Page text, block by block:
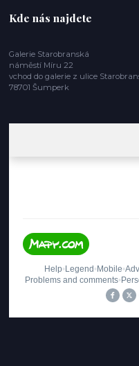
Kde nás najdete
Galerie Starobranská
náměstí Míru 22
vchod do galerie z ulice
78701 Šumperk